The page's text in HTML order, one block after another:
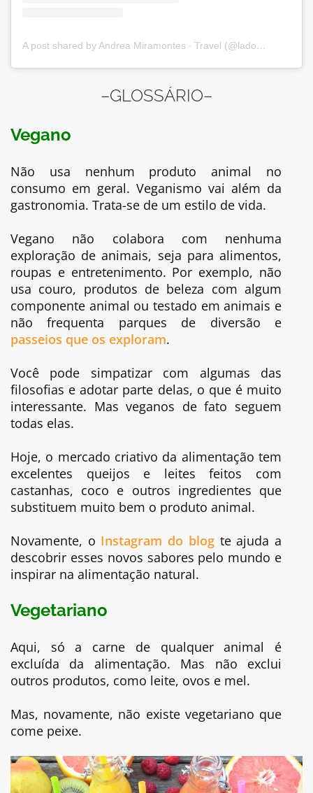
A post shared by Andrea Miramontes ∙ Travel (@ladobviagem)
–GLOSSÁRIO–
Vegano
Não usa nenhum produto animal no
consumo em geral. Veganismo vai além da
gastronomia. Trata-se de um estilo de vida.
Vegano não colabora com nenhuma
exploração de animais, seja para alimentos,
roupas e entretenimento. Por exemplo, não
usa couro, produtos de beleza com algum
componente animal ou testado em animais e
não frequenta parques de diversão e
passeios que os exploram.
Você pode simpatizar com algumas das
filosofias e adotar parte delas, o que é muito
interessante. Mas veganos de fato seguem
todas elas.
Hoje, o mercado criativo da alimentação tem
excelentes queijos e leites feitos com
castanhas, coco e outros ingredientes que
substituem muito bem o produto animal.
Novamente, o Instagram do blogte ajuda a
descobrir esses novos sabores pelo mundo e
inspirar na alimentação natural.
Vegetariano
Aqui, só a carne de qualquer animal é
excluída da alimentação. Mas não exclui
outros produtos, como leite, ovos e mel.
Mas, novamente, não existe vegetariano que
come peixe.